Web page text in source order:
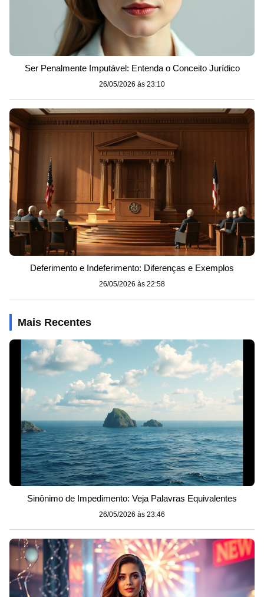
Ser Penalmente Imputável: Entenda o Conceito Jurídico
26/05/2026 às 23:10
Deferimento e Indeferimento: Diferenças e Exemplos
26/05/2026 às 22:58
Mais Recentes
Sinônimo de Impedimento: Veja Palavras Equivalentes
26/05/2026 às 23:46